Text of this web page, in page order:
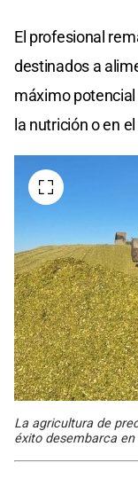
El profesional
destinados a
máximo
la nutrición o en
La agricultura de
éxito desembarca